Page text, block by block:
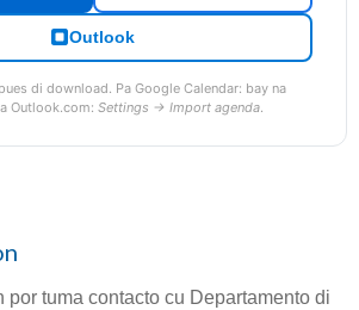
Outlook
di download. Pa Google Calendar: bay na
Outlook.com: Settings → Import agenda.
por tuma contacto cu Departamento di